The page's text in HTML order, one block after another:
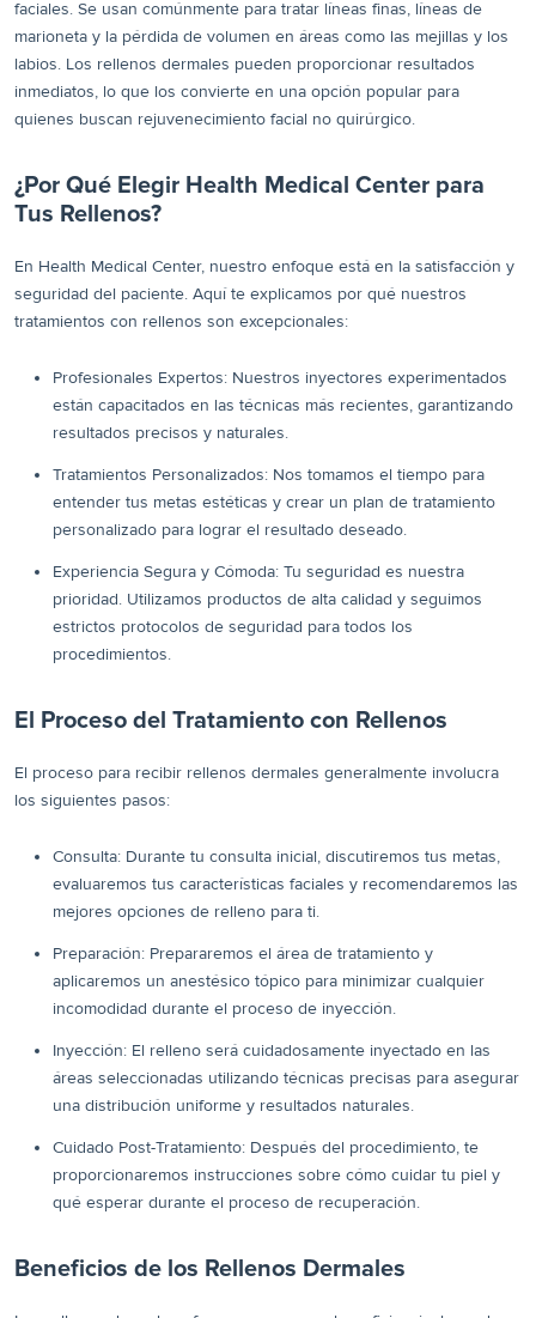
faciales. Se usan comúnmente para tratar líneas finas, líneas de
marioneta y la pérdida de volumen en áreas como las mejillas y los
labios. Los rellenos dermales pueden proporcionar resultados
inmediatos, lo que los convierte en una opción popular para
quienes buscan rejuvenecimiento facial no quirúrgico.
¿Por Qué Elegir Health Medical Center para
Tus Rellenos?
En Health Medical Center, nuestro enfoque está en la satisfacción y
seguridad del paciente. Aquí te explicamos por qué nuestros
tratamientos con rellenos son excepcionales:
Profesionales Expertos: Nuestros inyectores experimentados
están capacitados en las técnicas más recientes, garantizando
resultados precisos y naturales.
Tratamientos Personalizados: Nos tomamos el tiempo para
entender tus metas estéticas y crear un plan de tratamiento
personalizado para lograr el resultado deseado.
Experiencia Segura y Cómoda: Tu seguridad es nuestra
prioridad. Utilizamos productos de alta calidad y seguimos
estrictos protocolos de seguridad para todos los
procedimientos.
El Proceso del Tratamiento con Rellenos
El proceso para recibir rellenos dermales generalmente involucra
los siguientes pasos:
Consulta: Durante tu consulta inicial, discutiremos tus metas,
evaluaremos tus características faciales y recomendaremos las
mejores opciones de relleno para ti.
Preparación: Prepararemos el área de tratamiento y
aplicaremos un anestésico tópico para minimizar cualquier
incomodidad durante el proceso de inyección.
Inyección: El relleno será cuidadosamente inyectado en las
áreas seleccionadas utilizando técnicas precisas para asegurar
una distribución uniforme y resultados naturales.
Cuidado Post-Tratamiento: Después del procedimiento, te
proporcionaremos instrucciones sobre cómo cuidar tu piel y
qué esperar durante el proceso de recuperación.
Beneficios de los Rellenos Dermales